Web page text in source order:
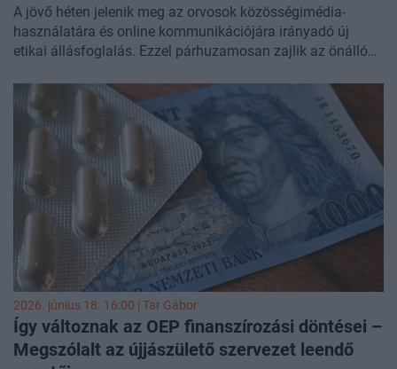
A jövő héten jelenik meg az orvosok közösségimédia-
használatára és online kommunikációjára irányadó új
etikai állásfoglalás. Ezzel párhuzamosan zajlik az önálló
reformja, amely a korábbi hiányosságok felszámolását,
valamint a betegbiztonság és az ellátás minőségének
javítását célozza - közölteHegedűs Zsolt egészségügyi
.
2026. június 18. 16:00 | Tar Gábor
Így változnak az OEP finanszírozási döntései –
Megszólalt az újjászülető szervezet leendő